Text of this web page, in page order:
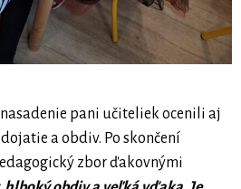
pani učiteliek ocenili aj
a obdiv. Po skončení
zbor ďakovnými